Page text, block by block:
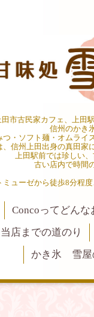
田市古民家カフェ、上田
信州のかき
・ソフト麺・オムライ
、信州上田出身の真田家
上田駅前では珍しい
古い店内で時間
ミューゼから徒歩8分程
Concoってどんな
当店までの道のり
かき氷 雪屋